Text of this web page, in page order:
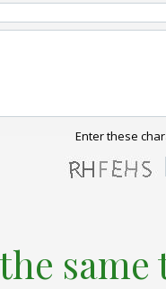
Enter these